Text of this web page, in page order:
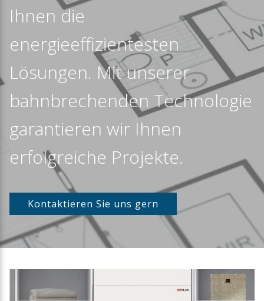
Ihnen die
energieeffizientesten
Lösungen. Mit unserer
bahnbrechenden Technologie
garantieren wir Ihnen
erfolgreiche Projekte.
Kontaktieren Sie uns gern